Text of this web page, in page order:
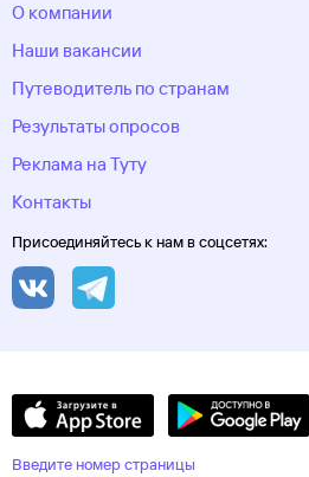
О компании
Наши вакансии
Путеводитель по странам
Результаты опросов
Реклама на Туту
Контакты
Присоединяйтесь к нам в соцсетях:
Введите номер страницы